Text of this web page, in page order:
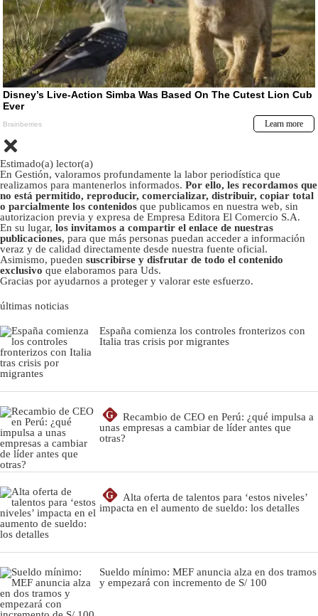
Estimado(a) lector(a)
En Gestión, valoramos profundamente la labor periodística que
realizamos para mantenerlos informados. Por ello, les recordamos que
no está permitido, reproducir, comercializar, distribuir, copiar total
o parcialmente los contenidos que publicamos en nuestra web, sin
autorizacion previa y expresa de Empresa Editora El Comercio S.A.
En su lugar, los invitamos a compartir el enlace de nuestras
publicaciones, para que más personas puedan acceder a información
veraz y de calidad directamente desde nuestra fuente oficial.
Asimismo, pueden suscribirse y disfrutar de todo el contenido
exclusivo que elaboramos para Uds.
Gracias por ayudarnos a proteger y valorar este esfuerzo.
últimas noticias
España comienza los controles fronterizos con
Italia tras crisis por migrantes
G
Recambio de CEO en Perú: ¿qué impulsa a
unas empresas a cambiar de líder antes que
otras?
G
Alta oferta de talentos para ‘estos niveles’
impacta en el aumento de sueldo: los detalles
Sueldo mínimo: MEF anuncia alza en dos tramos
y empezará con incremento de S/ 100